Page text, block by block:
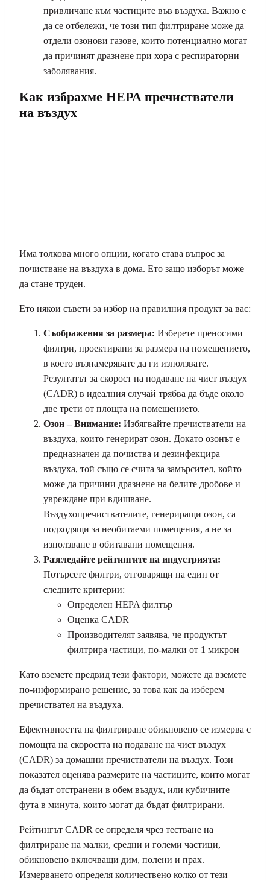
привличане към частиците във въздуха. Важно е
да се отбележи, че този тип филтриране може да
отдели озонови газове, които потенциално могат
да причинят дразнене при хора с респираторни
заболявания.
Как избрахме HEPA пречистватели
на въздух
Има толкова много опции, когато става въпрос за
почистване на въздуха в дома. Ето защо изборът може
да стане труден.
Ето някои съвети за избор на правилния продукт за вас:
Съображения за размера: Изберете преносими
филтри, проектирани за размера на помещението,
в което възнамерявате да ги използвате.
Резултатът за скорост на подаване на чист въздух
(CADR) в идеалния случай трябва да бъде около
две трети от площта на помещението.
Озон – Внимание: Избягвайте пречистватели на
въздуха, които генерират озон. Докато озонът е
предназначен да почиства и дезинфекцира
въздуха, той също се счита за замърсител, който
може да причини дразнене на белите дробове и
увреждане при вдишване.
Въздухопречиствателите, генериращи озон, са
подходящи за необитаеми помещения, а не за
използване в обитавани помещения.
Разгледайте рейтингите на индустрията:
Потърсете филтри, отговарящи на един от
следните критерии:
Определен HEPA филтър
Оценка CADR
Производителят заявява, че продуктът
филтрира частици, по-малки от 1 микрон
Като вземете предвид тези фактори, можете да вземете
по-информирано решение, за това как да изберем
пречиствател на въздуха.
Ефективността на филтриране обикновено се измерва с
помощта на скоростта на подаване на чист въздух
(CADR) за домашни пречистватели на въздух. Този
показател оценява размерите на частиците, които могат
да бъдат отстранени в обем въздух, или кубичните
фута в минута, които могат да бъдат филтрирани.
Рейтингът CADR се определя чрез тестване на
филтриране на малки, средни и големи частици,
обикновено включващи дим, полени и прах.
Измерването определя количествено колко от тези